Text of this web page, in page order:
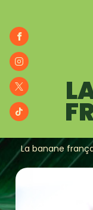
La banane